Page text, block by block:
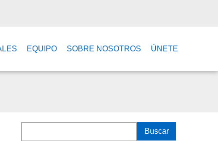
EQUIPO SOBRE NOSOTROS ÚNETE